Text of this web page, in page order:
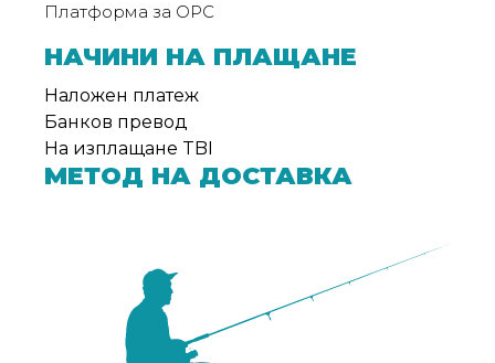
Платформа за ОРС
НАЧИНИ НА ПЛАЩАНЕ
Наложен платеж
Банков превод
На изплащане TBI
МЕТОД НА ДОСТАВКА